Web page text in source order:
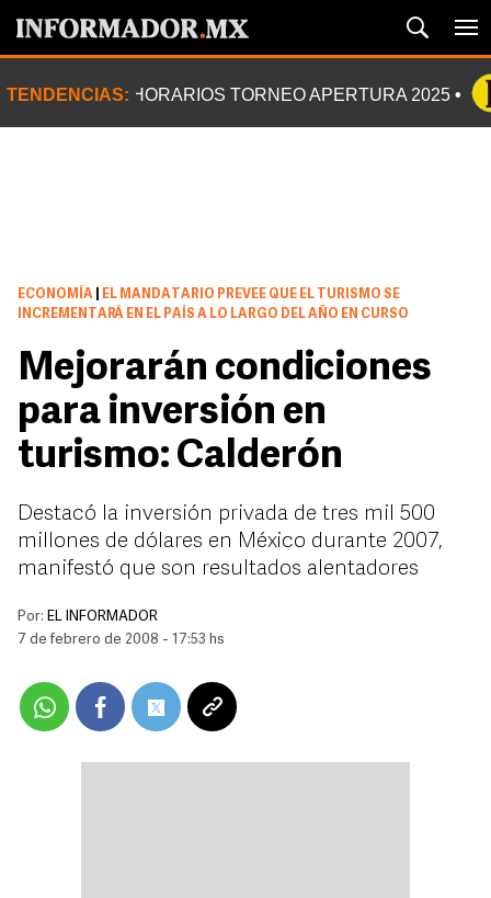
TENDENCIAS: HORARIOS TORNEO APERTURA 2025
ECONOMÍA
EL MANDATARIO PREVEE QUE EL TURISMO SE
INCREMENTARÁ EN EL PAÍS A LO LARGO DEL AÑO EN CURSO
Mejorarán condiciones
para inversión en
turismo: Calderón
Destacó la inversión privada de tres mil 500
millones de dólares en México durante 2007,
manifestó que son resultados alentadores
Por: EL INFORMADOR
7 de febrero de 2008 - 17:53 hs